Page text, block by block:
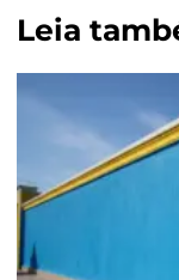
Leia